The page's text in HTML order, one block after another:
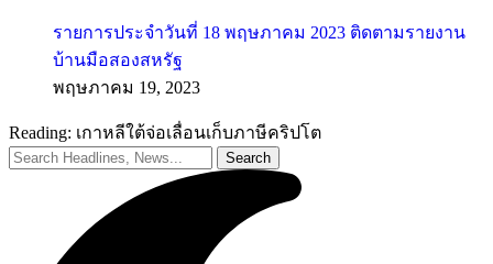
รายการประจำวันที่ 18 พฤษภาคม 2023 ติดตามรายงาน
บ้านมือสองสหรัฐ
พฤษภาคม 19, 2023
Reading: เกาหลีใต้จ่อเลื่อนเก็บภาษีคริปโต